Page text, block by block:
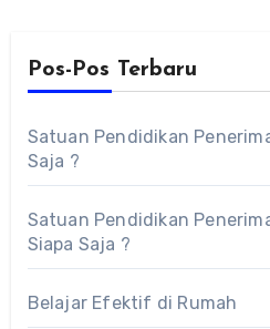
Pos-Pos Terbaru
Satuan Pendidikan
Saja ?
Satuan Pendidikan
Siapa Saja ?
Belajar Efektif di Rumah